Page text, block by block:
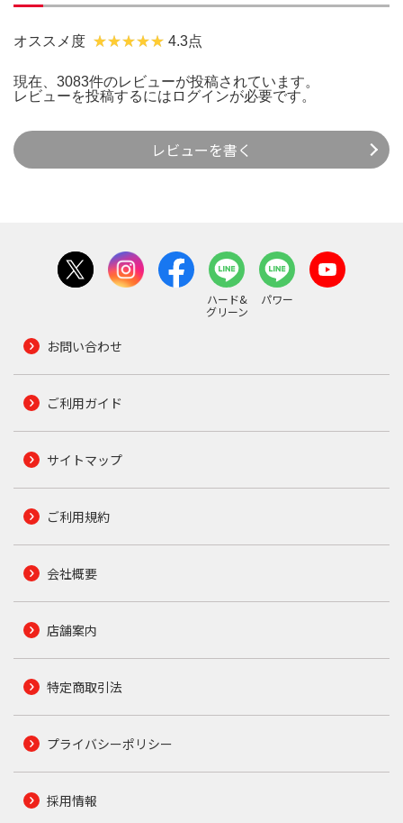
オススメ度 4.3点
現在、3083件のレビューが投稿されています。
レビューを投稿するには ログインが必要です。
レビューを書く
ハード&
グリーン
パワー
お問い合わせ
ご利用ガイド
サイトマップ
ご利用規約
会社概要
店舗案内
特定商取引法
プライバシーポリシー
採用情報